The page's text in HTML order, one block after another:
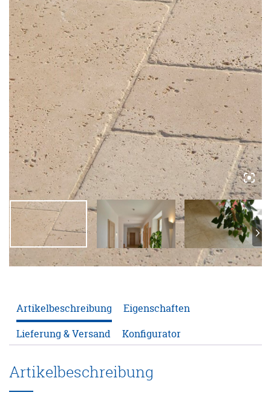
SERVICE
GALERIE
ANFRAGE
KONFIGURATOR
ONLINE-SHOP
0
Artikelbeschreibung
Eigenschaften
Lieferung & Versand
Konfigurator
Artikelbeschreibung